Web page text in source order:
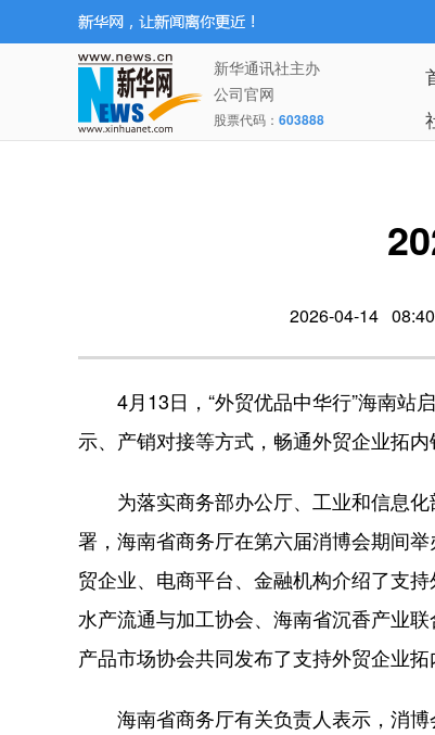
新华通讯社主办
公司官网
股票代码： 603888
2026-04-14
4月13日，“外贸优品中华行”海南站
示、产销对接等方式，畅通外贸企业拓内
为落实商务部办公厅、工业和信息化
署，海南省商务厅在第六届消博会期间
贸企业、电商平台、金融机构介绍了支
水产流通与加工协会、海南省沉香产业
产品市场协会共同发布了支持外贸企业拓
海南省商务厅有关负责人表示，消博